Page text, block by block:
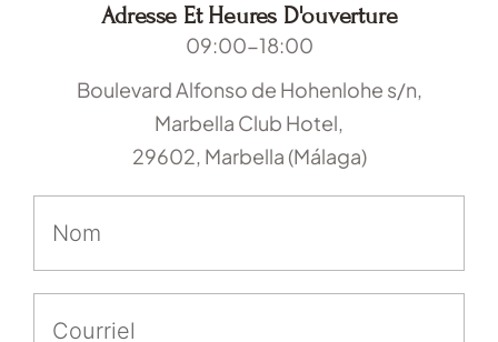
Adresse Et Heures D'ouverture
09:00-18:00
Boulevard Alfonso de Hohenlohe s/n,
Marbella Club Hotel,
29602, Marbella (Málaga)